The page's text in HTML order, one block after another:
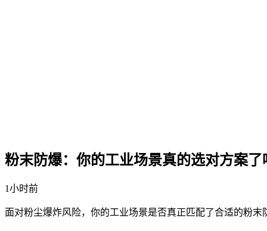
粉末防爆：你的工业场景真的选对方案了
1小时前
面对粉尘爆炸风险，你的工业场景是否真正匹配了合适的粉末